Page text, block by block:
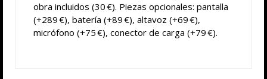
obra incluidos (30 €). Piezas opcionales: pantalla
(+289 €), batería (+89 €), altavoz (+69 €),
micrófono (+75 €), conector de carga (+79 €).